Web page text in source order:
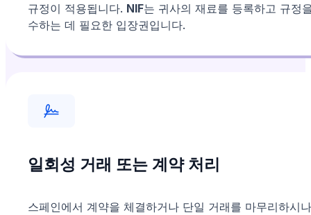
규정이 적용됩니다. NIF는 귀사의 재료를 등록하고 규정
수하는 데 필요한 입장권입니다.
일회성 거래 또는 계약 처리
스페인에서 계약을 체결하거나 단일 거래를 마무리하시나